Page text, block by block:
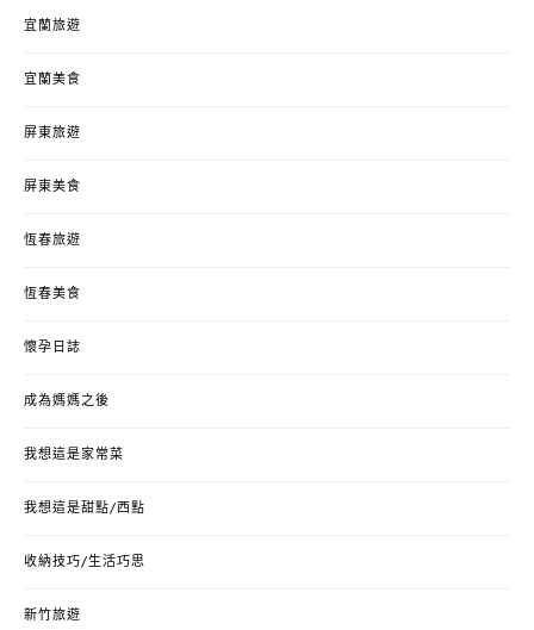
宜蘭旅遊
宜蘭美食
屏東旅遊
屏東美食
恆春旅遊
恆春美食
懷孕日誌
成為媽媽之後
我想這是家常菜
我想這是甜點/西點
收納技巧/生活巧思
新竹旅遊